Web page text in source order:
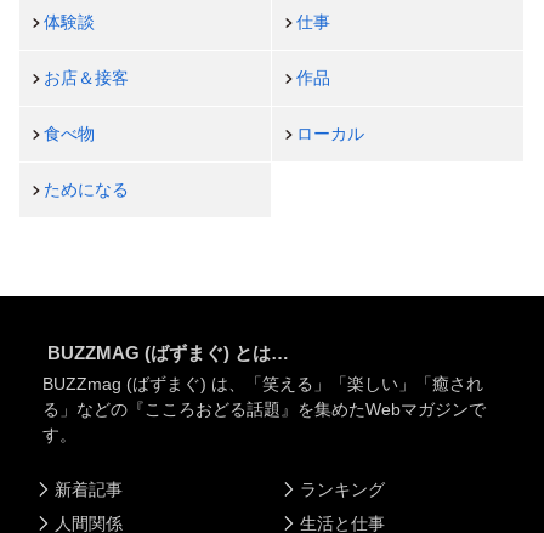
体験談 仕事
お店＆接客 作品
食べ物 ローカル
ためになる
BUZZMAG (ばずまぐ) とは…
BUZZmag (ばずまぐ) は、「笑える」「楽しい」「癒され
る」などの『こころおどる話題』を集めたWebマガジンで
す。
新着記事
人間関係
ランキング
生活と仕事